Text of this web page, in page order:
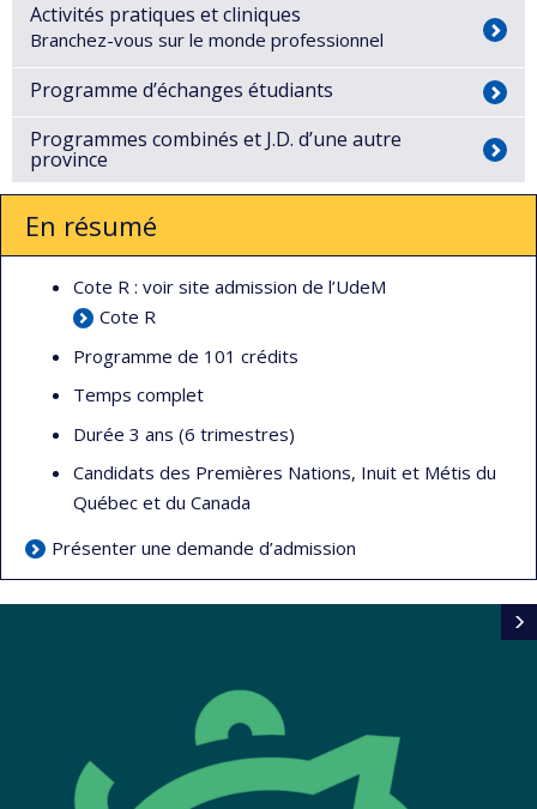
Activités pratiques et cliniques
Branchez-vous sur le monde professionnel
Programme d’échanges étudiants
Programmes combinés et J.D. d’une autre
province
En résumé
Cote R : voir site admission de l’UdeM
Cote R
Programme de 101 crédits
Temps complet
Durée 3 ans (6 trimestres)
Candidats des Premières Nations, Inuit et Métis du
Québec et du Canada
Présenter une demande d’admission